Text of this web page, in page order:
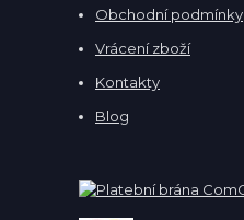
Obchodní podmínky
Vrácení zboží
Kontakty
Blog